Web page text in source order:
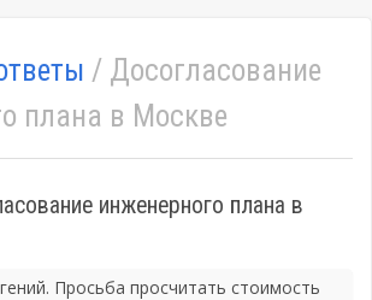
/ Досогласование
плана в Москве
инженерного плана в
Просьба просчитать стоимость